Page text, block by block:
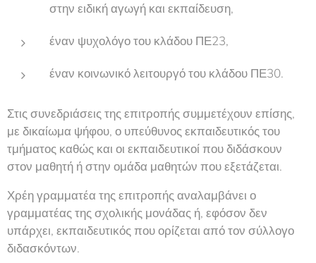
στην ειδική αγωγή και εκπαίδευση,
έναν ψυχολόγο του κλάδου ΠΕ23,
έναν κοινωνικό λειτουργό του κλάδου ΠΕ30.
Στις συνεδριάσεις της επιτροπής συμμετέχουν επίσης,
με δικαίωμα ψήφου, ο υπεύθυνος εκπαιδευτικός του
τμήματος καθώς και οι εκπαιδευτικοί που διδάσκουν
στον μαθητή ή στην ομάδα μαθητών που εξετάζεται.
Χρέη γραμματέα της επιτροπής αναλαμβάνει ο
γραμματέας της σχολικής μονάδας ή, εφόσον δεν
υπάρχει, εκπαιδευτικός που ορίζεται από τον σύλλογο
διδασκόντων.